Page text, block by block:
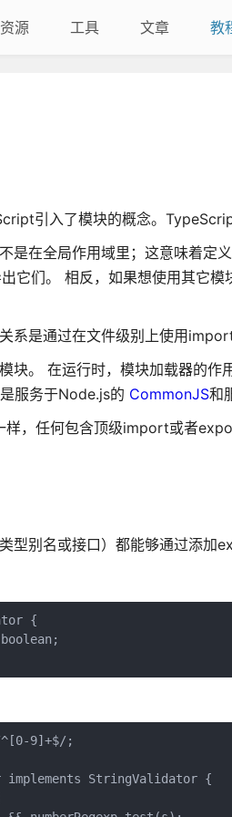
资源 工具 文章 教
引入了模块的概念。
是在全局作用域里；这意味着定
它们。 相反，如果想使用其它模
系是通过在文件级别上使用
块。 在运行时，模块加载器的
服务于Node.js的 CommonJS和
，任何包含顶级import或者
型别名或接口）都能够通过添加
{
^[0-9]+$/;
implements StringValidator {